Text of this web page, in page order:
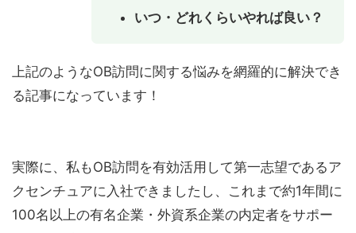
いつ・どれくらいやれば良い？
上記のようなOB訪問に関する悩みを網羅的に解決でき
る記事になっています！
実際に、私もOB訪問を有効活用して第一志望であるア
クセンチュアに入社できましたし、これまで約1年間に
100名以上の有名企業・外資系企業の内定者をサポー